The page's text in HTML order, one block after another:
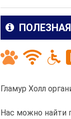
ПОЛЕЗНАЯ
Гламур Холл
Нас можно найти